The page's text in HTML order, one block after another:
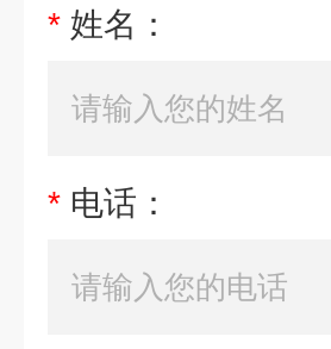
* 姓名：
* 电话：